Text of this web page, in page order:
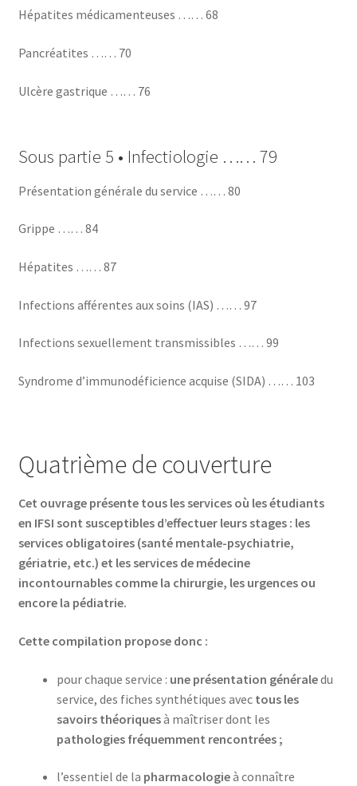
Hépatites médicamenteuses …… 68
Pancréatites …… 70
Ulcère gastrique …… 76
Sous partie 5 • Infectiologie …… 79
Présentation générale du service …… 80
Grippe …… 84
Hépatites …… 87
Infections afférentes aux soins (IAS) …… 97
Infections sexuellement transmissibles …… 99
Syndrome d’immunodéficience acquise (SIDA) …… 103
Quatrième de couverture
Cet ouvrage présente tous les services où les étudiants
en IFSI sont susceptibles d’effectuer leurs stages : les
services obligatoires (santé mentale-psychiatrie,
gériatrie, etc.) et les services de médecine
incontournables comme la chirurgie, les urgences ou
encore la pédiatrie.
Cette compilation propose donc :
pour chaque service : une présentation généraledu
service, des fiches synthétiques avec tous les
savoirs théoriquesà maîtriser dont les
pathologies fréquemment rencontrées ;
l’essentiel de la pharmacologieà connaître